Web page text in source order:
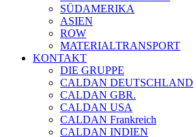
SÜDAMERIKA
ASIEN
ROW
MATERIALTRANSPORT
KONTAKT
DIE GRUPPE
CALDAN DEUTSCHLAND
CALDAN GBR.
CALDAN USA
CALDAN Frankreich
CALDAN INDIEN